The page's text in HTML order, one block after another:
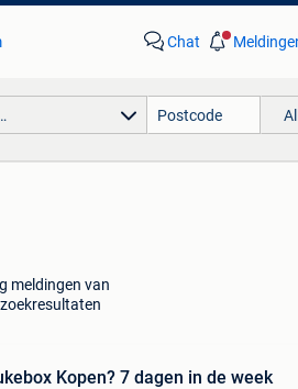
Chat
meldingen van
Kopen? 7 dagen in de week